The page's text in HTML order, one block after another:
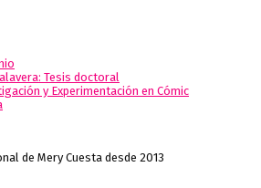
Tesis doctoral
y Experimentación en Cómic
de Mery Cuesta desde 2013